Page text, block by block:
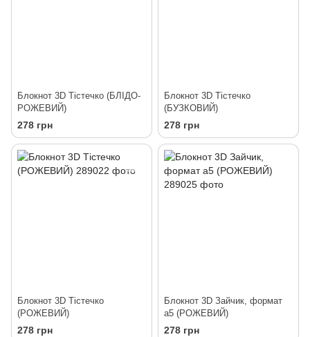
Блокнот 3D Тістечко (БЛІДО-
РОЖЕВИЙ)
278 грн
Блокнот 3D Тістечко
(БУЗКОВИЙ)
278 грн
Блокнот 3D Тістечко
(РОЖЕВИЙ)
278 грн
Блокнот 3D Зайчик, формат
а5 (РОЖЕВИЙ)
278 грн